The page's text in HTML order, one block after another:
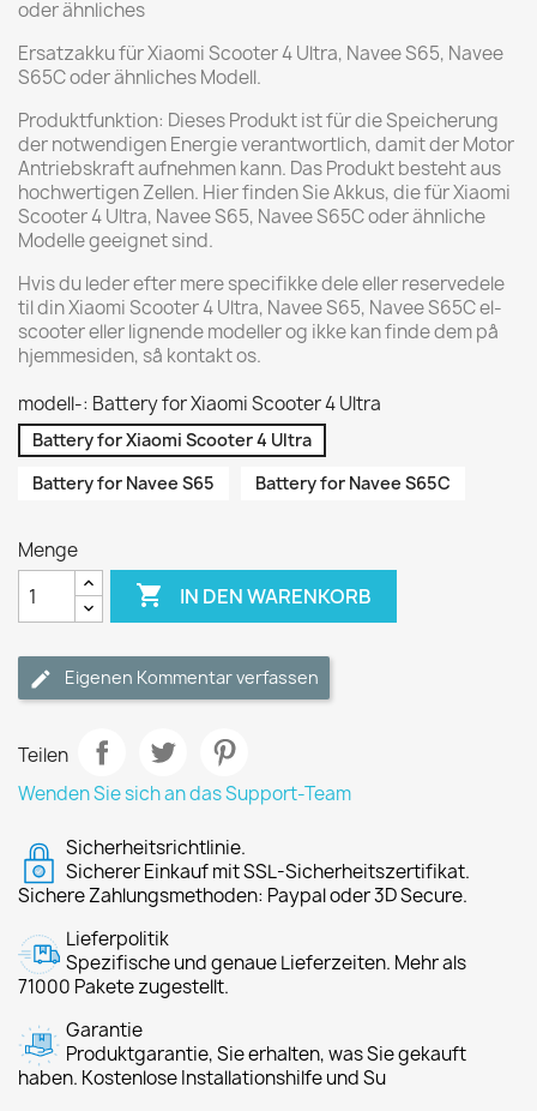
oder ähnliches
Ersatzakku für Xiaomi Scooter 4 Ultra, Navee S65, Navee
S65C oder ähnliches Modell.
Produktfunktion: Dieses Produkt ist für die Speicherung
der notwendigen Energie verantwortlich, damit der Motor
Antriebskraft aufnehmen kann. Das Produkt besteht aus
hochwertigen Zellen. Hier finden Sie Akkus, die für Xiaomi
Scooter 4 Ultra, Navee S65, Navee S65C oder ähnliche
Modelle geeignet sind.
Hvis du leder efter mere specifikke dele eller reservedele
til din Xiaomi Scooter 4 Ultra, Navee S65, Navee S65C el-
scooter eller lignende modeller og ikke kan finde dem på
hjemmesiden, så kontakt os.
modell-: Battery for Xiaomi Scooter 4 Ultra
Battery for Xiaomi Scooter 4 Ultra
Battery for Navee S65
Battery for Navee S65C
Menge
 IN DEN WARENKORB
Eigenen Kommentar verfassen
Teilen
Wenden Sie sich an das Support-Team
Sicherheitsrichtlinie.
Sicherer Einkauf mit SSL-Sicherheitszertifikat.
Sichere Zahlungsmethoden: Paypal oder 3D Secure.
Lieferpolitik
Spezifische und genaue Lieferzeiten. Mehr als
71000 Pakete zugestellt.
Garantie
Produktgarantie, Sie erhalten, was Sie gekauft
haben. Kostenlose Installationshilfe und Su